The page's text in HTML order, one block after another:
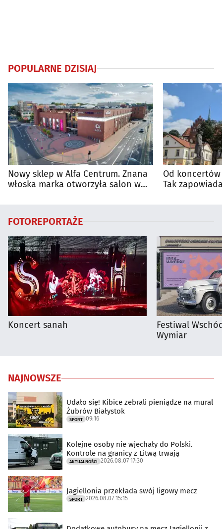
POPULARNE DZISIAJ
Nowy sklep w Alfa Centrum. Znana
włoska marka otworzyła salon w
Od
Tak
FOTOREPORTAŻE
Koncert sanah
Festiwal
Wymiar
NAJNOWSZE
Udało się! Kibice zebrali pieniądze na mural
Żubrów Białystok
SPORT 09:16
Kolejne osoby nie wjechały do Polski.
Kontrole na granicy z Litwą trwają
AKTUALNOŚCI 2026.08.07 17:30
Jagiellonia przekłada swój ligowy mecz
SPORT 2026.08.07 15:15